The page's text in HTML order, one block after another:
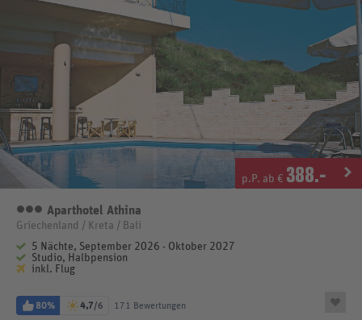
p.P. ab € 388.-
3 Sterne
Aparthotel Athina
Griechenland / Kreta / Bali
5 Nächte, September 2026 - Oktober 2027
Studio, Halbpension
inkl. Flug
80% 4,7/6 171 Bewertungen